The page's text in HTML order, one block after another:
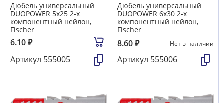
Дюбель универсальный
DUOPOWER 5х25 2-х
компонентный нейлон,
Fischer
6.10₽
Артикул 555005
Дюбель универсальный
DUOPOWER 6х30 2-х
компонентный нейлон,
Fischer
8.60₽ Нет в наличии
Артикул 555006